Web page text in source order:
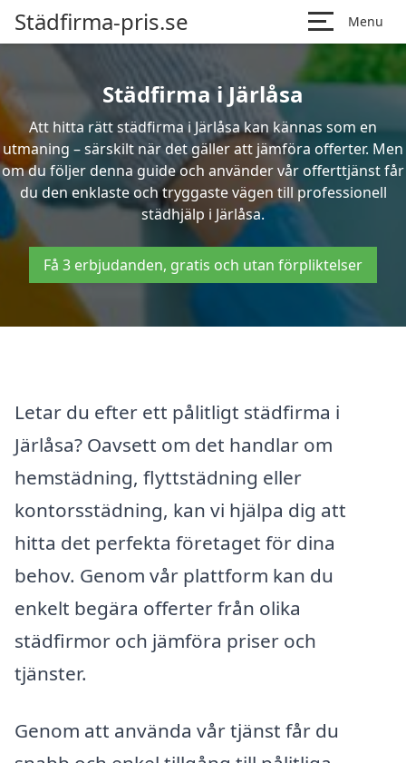
Städfirma-pris.se Menu
Städfirma i Järlåsa
Att hitta rätt städfirma i Järlåsa kan kännas som en
utmaning – särskilt när det gäller att jämföra offerter. Men
om du följer denna guide och använder vår offerttjänst får
du den enklaste och tryggaste vägen till professionell
städhjälp i Järlåsa.
Få 3 erbjudanden, gratis och utan förpliktelser
Letar du efter ett pålitligt städfirma i
Järlåsa? Oavsett om det handlar om
hemstädning, flyttstädning eller
kontorsstädning, kan vi hjälpa dig att
hitta det perfekta företaget för dina
behov. Genom vår plattform kan du
enkelt begära offerter från olika
städfirmor och jämföra priser och
tjänster.
Genom att använda vår tjänst får du